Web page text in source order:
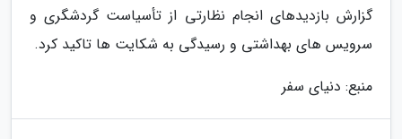
گزارش بازدیدهای انجام نظارتی از تأسیاست گردشگری و
سرویس های بهداشتی و رسیدگی به شکایت ها تاکید کرد.
منبع: دنیای سفر